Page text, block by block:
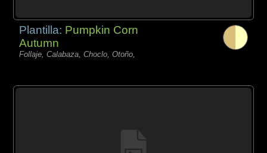
Plantilla: Pumpkin Corn
Autumn
Follaje, Calabaza, Choclo, Otoño,